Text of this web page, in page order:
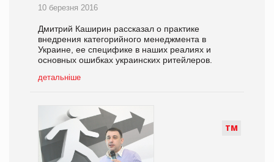
10 березня 2016
Дмитрий Каширин рассказал о практике
внедрения категорийного менеджмента в
Украине, ее специфике в наших реалиях и
основных ошибках украинских ритейлеров.
детальніше
ТМ